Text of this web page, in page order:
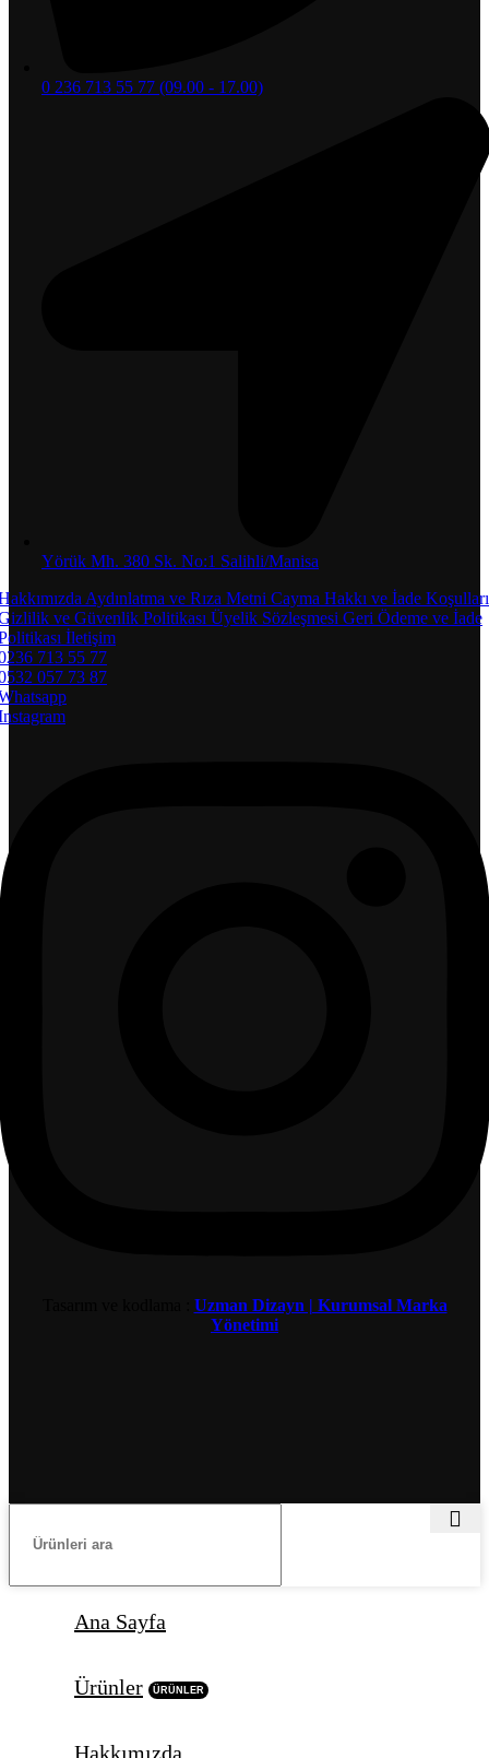
0 236 713 55 77 (09.00 - 17.00)
Yörük Mh. 380 Sk. No:1 Salihli/Manisa
Aydınlatma ve Rıza Metni Cayma Hakkı ve İade Koşulları
ve Güvenlik Politikası Üyelik Sözleşmesi Geri Ödeme ve İade
İletişim
713 55 77
057 73 87
Uzman Dizayn | Kurumsal Marka
Yönetimi
Ana Sayfa
Ürünler ÜRÜNLER
Hakkımızda